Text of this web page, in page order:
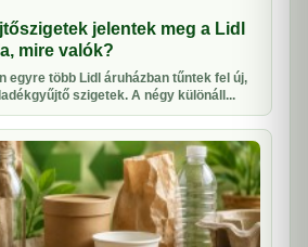
jelentek meg a Lidl
mire valók?
egyre több Lidl áruházban tűntek fel új,
szigetek. A négy különáll...